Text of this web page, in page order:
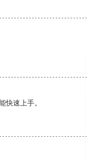
快速上手。